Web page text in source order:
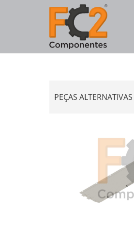
PEÇAS ALTERNATIVAS